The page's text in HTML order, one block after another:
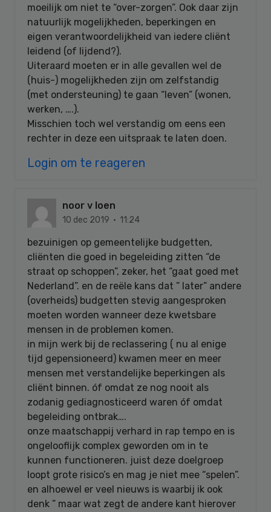
moeilijk om niet te “over-zorgen”. Ook daar zijn
natuurlijk mogelijkheden, beperkingen en
eigen verantwoordelijkheid van iedere cliënt
leidend (of lijdend?).
Uiteraard moeten er in alle gevallen wel de
(huis-) mogelijkheden zijn om zelfstandig
(met ondersteuning) te gaan “leven” (wonen,
werken, ….).
Misschien toch wel verstandig om eens een
rechter in deze een uitspraak te laten doen.
Login om te reageren
noor v loen
10 dec 2019 · 11:24
bezuinigen op gemeentelijke budgetten,
cliënten die goed in begeleiding zitten “de
straat op schoppen”, zeker, het “gaat goed met
Nederland”. en de reële kans dat ” later” andere
(overheids) budgetten stevig aangesproken
moeten worden wanneer deze kwetsbare
mensen in de problemen komen.
in mijn werk bij de reclassering ( nu al enige
tijd gepensioneerd) kwamen meer en meer
mensen met verstandelijke beperkingen als
cliënt binnen. óf omdat ze nog nooit als
zodanig gediagnosticeerd waren óf omdat
begeleiding ontbrak….
onze maatschappij verhard in rap tempo en is
ongelooflijk complex geworden om in te
kunnen functioneren. juist deze doelgroep
loopt grote risico’s en mag je niet mee “spelen”.
en alhoewel er veel nieuws is waarbij ik ook
denk ” maar wat zegt de andere kant hierover